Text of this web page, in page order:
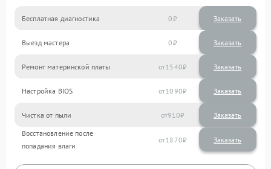
Бесплатная диагностика 0 Заказать
Выезд мастера 0 Заказать
Ремонт материнской платы 1540
Настройка BIOS 1090
Чистка от пыли 910
Восстановление после
попадания влаги
1870